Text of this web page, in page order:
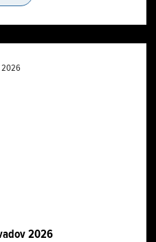
2026